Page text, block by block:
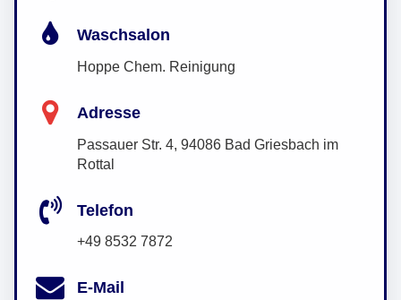
Waschsalon
Hoppe Chem. Reinigung
Adresse
Passauer Str. 4, 94086 Bad Griesbach im
Rottal
Telefon
+49 8532 7872
E-Mail